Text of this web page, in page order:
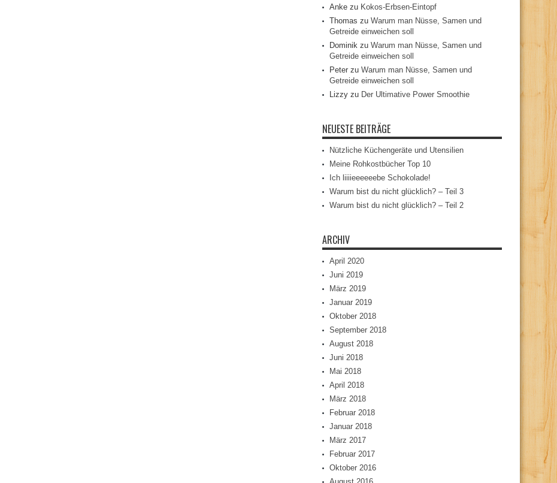
Anke zu Kokos-Erbsen-Eintopf
Thomas zu Warum man Nüsse, Samen und
Getreide einweichen soll
Dominik zu Warum man Nüsse, Samen und
Getreide einweichen soll
Peter zu Warum man Nüsse, Samen und
Getreide einweichen soll
Lizzy zu Der Ultimative Power Smoothie
NEUESTE BEITRÄGE
Nützliche Küchengeräte und Utensilien
Meine Rohkostbücher Top 10
Ich liiiieeeeeebe Schokolade!
Warum bist du nicht glücklich? – Teil 3
Warum bist du nicht glücklich? – Teil 2
ARCHIV
April 2020
Juni 2019
März 2019
Januar 2019
Oktober 2018
September 2018
August 2018
Juni 2018
Mai 2018
April 2018
März 2018
Februar 2018
Januar 2018
März 2017
Februar 2017
Oktober 2016